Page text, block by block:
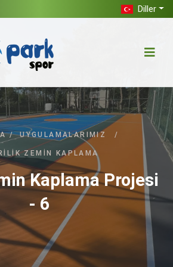
Diller
/ UYGULAMALARIMIZ /
ZEMIN KAPLAMA
Kaplama Projesi
- 6